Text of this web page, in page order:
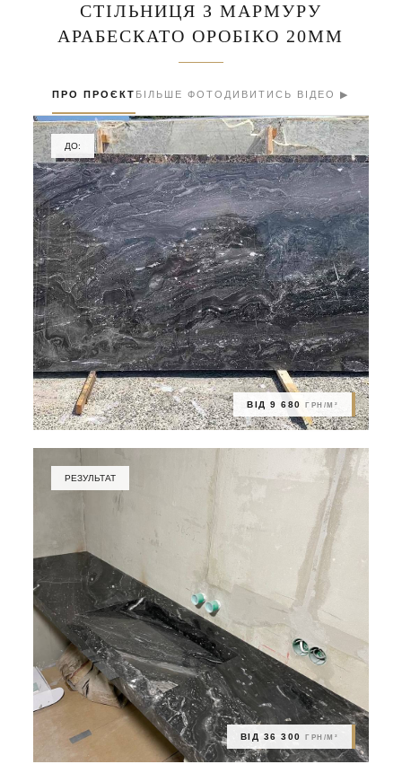
СТІЛЬНИЦЯ З МАРМУРУ
АРАБЕСКАТО ОРОБІКО 20ММ
ПРО ПРОЄКТ БІЛЬШЕ ФОТО ДИВИТИСЬ ВІДЕО ▶
ДО:
ВІД 9 680ГРН/М²
РЕЗУЛЬТАТ
ВІД 36 300ГРН/М²